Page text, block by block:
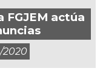
actúa
2020